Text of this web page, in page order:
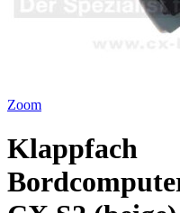
Zoom
Klappfach